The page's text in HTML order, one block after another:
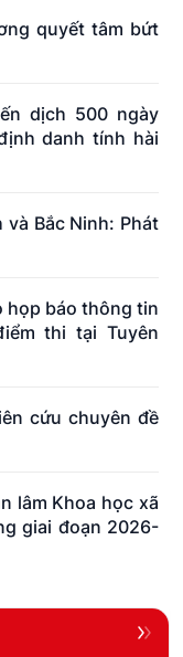
quyết tâm bứt
dịch 500 ngày
danh tính hài
Bắc Ninh: Phát
họp báo thông tin
thi tại Tuyên
cứu chuyên đề
lâm Khoa học xã
giai đoạn 2026-